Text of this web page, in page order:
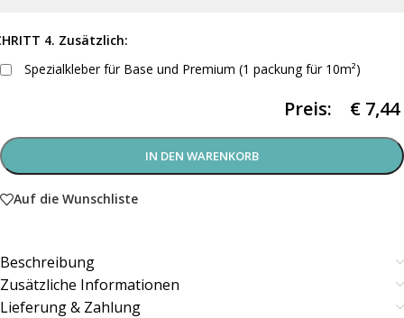
4. Zusätzlich:
Spezialkleber für Base und Premium (1 packung für 10m²)
Preis: € 7,44
IN DEN WARENKORB
Auf die Wunschliste
Beschreibung
Zusätzliche Informationen
Lieferung & Zahlung